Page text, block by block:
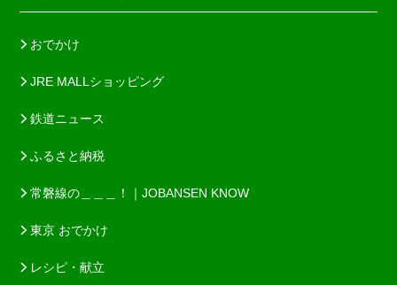
おでかけ
JRE MALLショッピング
鉄道ニュース
ふるさと納税
常磐線の＿＿＿！｜JOBANSEN KNOW
東京 おでかけ
レシピ・献立